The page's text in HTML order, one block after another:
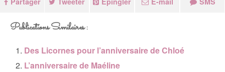
Publications Similaires :
Des Licornes pour l’anniversaire de Chloé
L’anniversaire de Maéline